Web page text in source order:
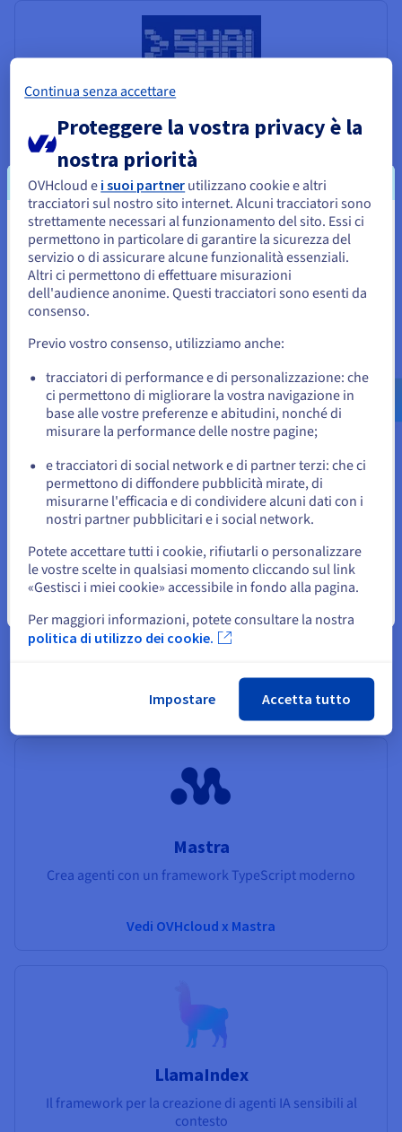
L’assistente di programmazione OVHcloud nel terminale
Vedi SHAI by OVHcloud
Apache Airflow
codice
Vedi OVHcloud x Apache Airflow
OpenCode
Agente di codifica open source gestito da IA nel
terminale
Vedi OVHcloud x OpenCode
Mastra
Crea agenti con un framework TypeScript moderno
Vedi OVHcloud x Mastra
LlamaIndex
Il framework per la creazione di agenti IA sensibili al
contesto
Sembra che la tua localizzazione sia
Stati Uniti
Per effettuare un ordine da Stati Uniti, è necessario accedere al
sito web del Paese e creare un account.
Vai al sito Stati Uniti
us.ovhcloud.com/
Inglese USD - $
o
Resta sul sito web attuale
Seleziona un altro sito web
Continua senza accettare
Proteggere la vostra privacy è la
nostra priorità
OVHcloud e i suoi partner utilizzano cookie e altri
tracciatori sul nostro sito internet. Alcuni tracciatori sono
strettamente necessari al funzionamento del sito. Essi ci
permettono in particolare di garantire la sicurezza del
servizio o di assicurare alcune funzionalità essenziali.
Altri ci permettono di effettuare misurazioni
dell'audience anonime. Questi tracciatori sono esenti da
consenso.
Previo vostro consenso, utilizziamo anche:
tracciatori di performance e di personalizzazione: che
ci permettono di migliorare la vostra navigazione in
base alle vostre preferenze e abitudini, nonché di
misurare la performance delle nostre pagine;
e tracciatori di social network e di partner terzi: che ci
permettono di diffondere pubblicità mirate, di
misurarne l'efficacia e di condividere alcuni dati con i
nostri partner pubblicitari e i social network.
Potete accettare tutti i cookie, rifiutarli o personalizzare
le vostre scelte in qualsiasi momento cliccando sul link
«Gestisci i miei cookie» accessibile in fondo alla pagina.
Per maggiori informazioni, potete consultare la nostra
politica di utilizzo dei cookie.
Impostare Accetta tutto